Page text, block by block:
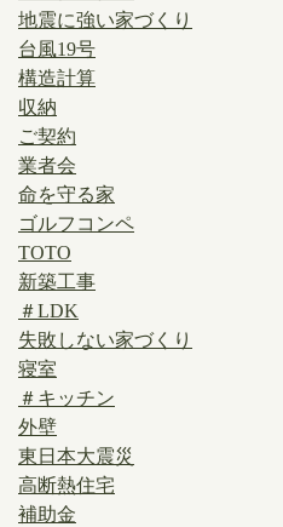
地震に強い家づくり
台風19号
構造計算
収納
ご契約
業者会
命を守る家
ゴルフコンペ
TOTO
新築工事
＃LDK
失敗しない家づくり
寝室
＃キッチン
外壁
東日本大震災
高断熱住宅
補助金